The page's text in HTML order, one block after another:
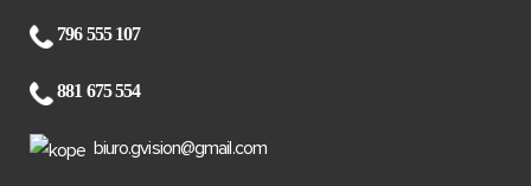
796 555 107
881 675 554
biuro.gvision@gmail.com